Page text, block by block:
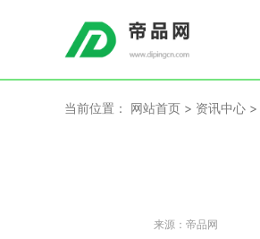
当前位置： 网站首页 > 资讯中心 >
来源： 帝品网